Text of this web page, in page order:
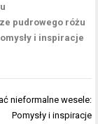
pudrowego różu
i inspiracje
nieformalne wesele:
Pomysły i inspiracje